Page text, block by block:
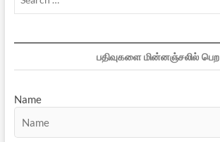
பதிவுகளை மின்னஞ்சலில் பெற
Name